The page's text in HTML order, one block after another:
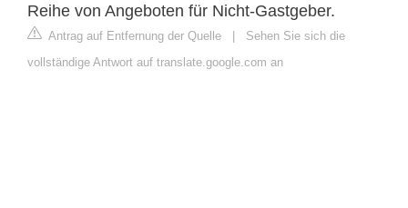
Reihe von Angeboten für Nicht-Gastgeber.
Antrag auf Entfernung der Quelle | Sehen Sie sich die
vollständige Antwort auf translate.google.com an